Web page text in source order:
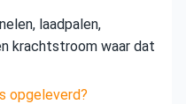
laadpalen,
krachtstroom waar dat
opgeleverd?